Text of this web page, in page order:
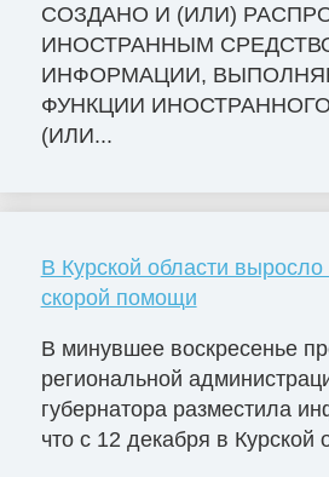
СОЗДАНО И (ИЛИ)
ИНОСТРАННЫМ
ИНФОРМАЦИИ,
ФУНКЦИИ
(ИЛИ...
В Курской области
скорой помощи
В минувшее воскресенье
региональной
губернатора разместила
что с 12 декабря в Курской